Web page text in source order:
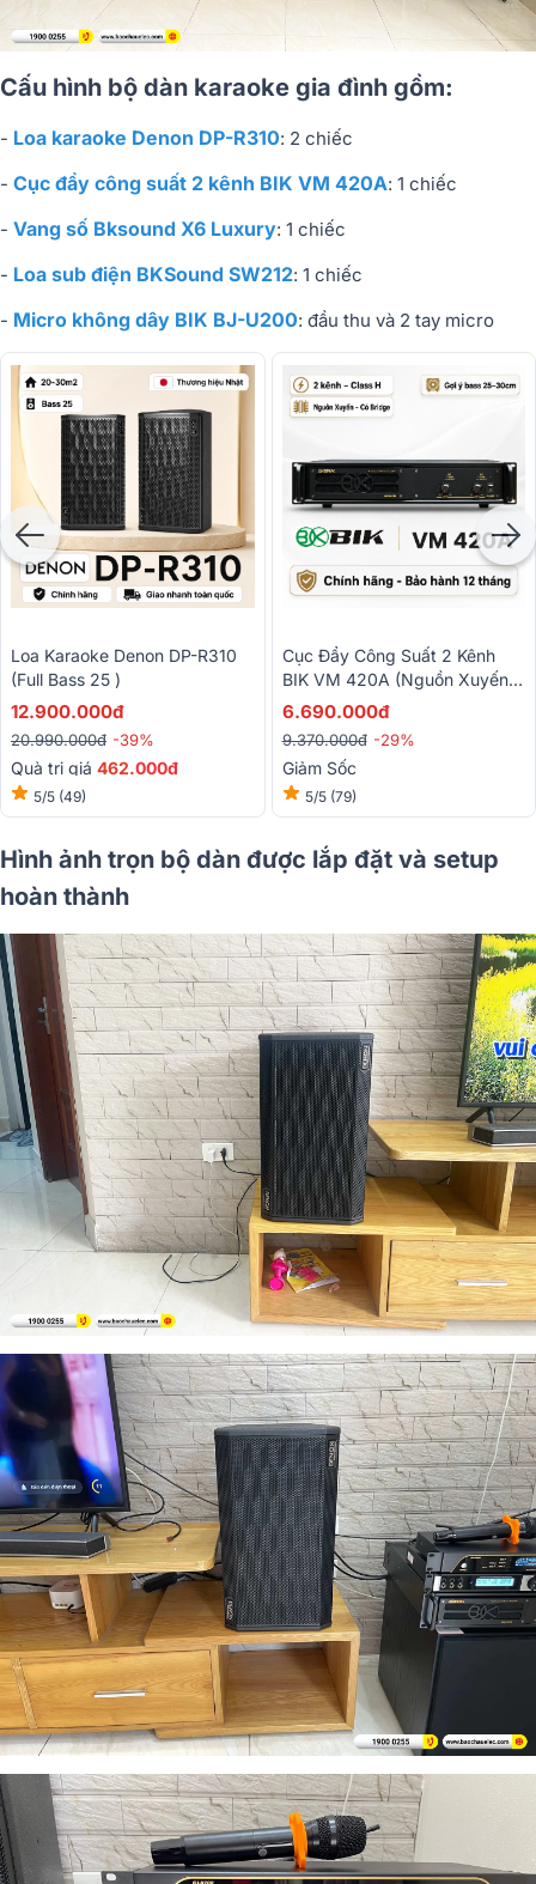
Cấu hình bộ dàn karaoke gia đình gồm:
- Loa karaoke Denon DP-R310: 2 chiếc
- Cục đẩy công suất 2 kênh BIK VM 420A: 1 chiếc
- Vang số Bksound X6 Luxury: 1 chiếc
- Loa sub điện BKSound SW212: 1 chiếc
- Micro không dây BIK BJ-U200: đầu thu và 2 tay micro
Loa Karaoke Denon DP-R310
(Full Bass 25 )
12.900.000đ
20.990.000đ -39%
Quà trị giá 462.000đ
5/5 (49)
Cục Đẩy Công Suất 2 Kênh
BIK VM 420A (Nguồn Xuyến,
Class H, 400W)
6.690.000đ
9.370.000đ -29%
Giảm Sốc
5/5 (79)
Hình ảnh trọn bộ dàn được lắp đặt và setup
hoàn thành